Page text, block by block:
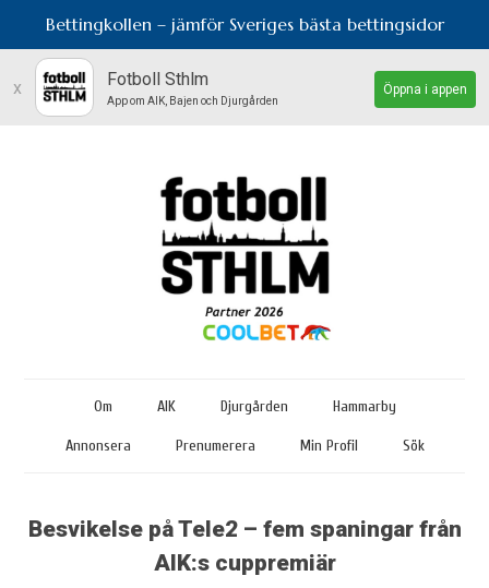
Bettingkollen – jämför Sveriges bästa bettingsidor
x Fotboll Sthlm
App om AIK, Bajen och Djurgården
Öppna i appen
Om AIK Djurgården Hammarby
Annonsera Prenumerera Min Profil Sök
Besvikelse på Tele2 – fem spaningar från
AIK:s cuppremiär